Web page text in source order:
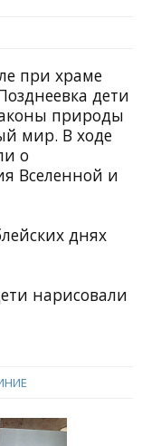
при храме
дети
природы
мир. В ходе
о
Вселенной и
днях
нарисовали